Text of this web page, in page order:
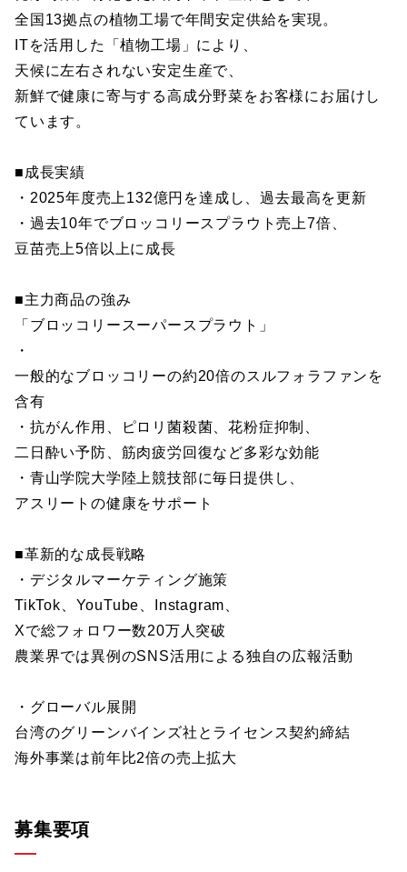
全国13拠点の植物工場で年間安定供給を実現。
ITを活用した「植物工場」により、
天候に左右されない安定生産で、
新鮮で健康に寄与する高成分野菜をお客様にお届けし
ています。
■成長実績
・2025年度売上132億円を達成し、過去最高を更新
・過去10年でブロッコリースプラウト売上7倍、
豆苗売上5倍以上に成長
■主力商品の強み
「ブロッコリースーパースプラウト」
・
一般的なブロッコリーの約20倍のスルフォラファンを
含有
・抗がん作用、ピロリ菌殺菌、花粉症抑制、
二日酔い予防、筋肉疲労回復など多彩な効能
・青山学院大学陸上競技部に毎日提供し、
アスリートの健康をサポート
■革新的な成長戦略
・デジタルマーケティング施策
TikTok、YouTube、Instagram、
Xで総フォロワー数20万人突破
農業界では異例のSNS活用による独自の広報活動
・グローバル展開
台湾のグリーンバインズ社とライセンス契約締結
海外事業は前年比2倍の売上拡大
募集要項